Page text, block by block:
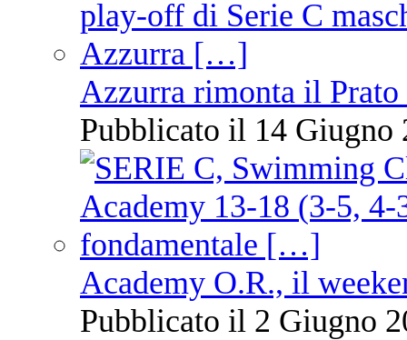
Azzurra rimonta il Prato
Pubblicato il 14 Giugno
Academy O.R., il
Pubblicato il 2 Giugno